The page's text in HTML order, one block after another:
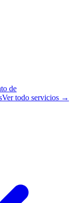
de
Ver todo servicios →